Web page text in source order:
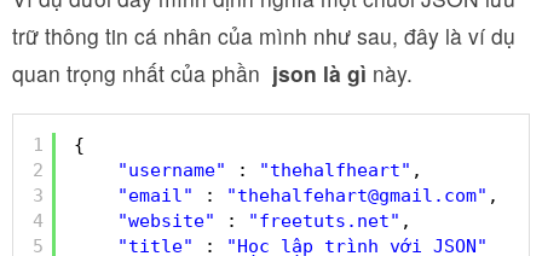
trữ thông tin cá nhân của mình như sau, đây là ví dụ
quan trọng nhất của phần json là gì này.
1
2
3
4
5
{
"username"
: "thehalfheart" ,
"email"
: "thehalfehart@gmail.com" ,
"website"
: "freetuts.net" ,
"title"
:
"Học lập trình với JSON"